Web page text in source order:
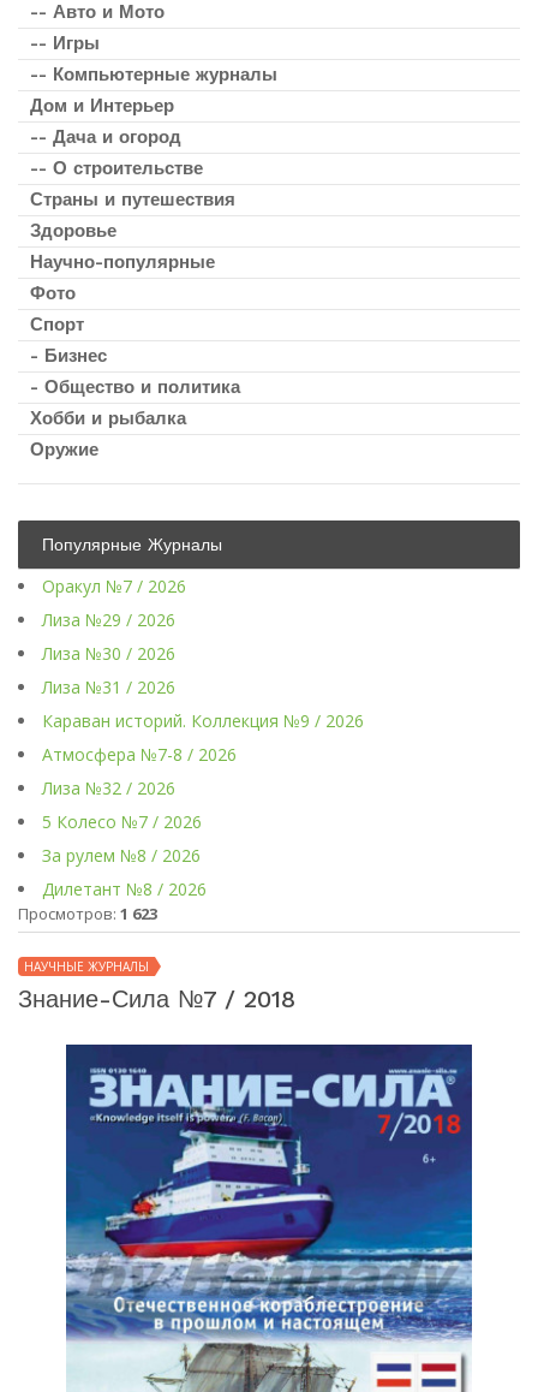
-- Авто и Мото
-- Игры
-- Компьютерные журналы
Дом и Интерьер
-- Дача и огород
-- О строительстве
Страны и путешествия
Здоровье
Научно-популярные
Фото
Спорт
- Бизнес
- Общество и политика
Хобби и рыбалка
Оружие
Популярные Журналы
Оракул №7 / 2026
Лиза №29 / 2026
Лиза №30 / 2026
Лиза №31 / 2026
Караван историй. Коллекция №9 / 2026
Атмосфера №7-8 / 2026
Лиза №32 / 2026
5 Колесо №7 / 2026
За рулем №8 / 2026
Дилетант №8 / 2026
Просмотров: 1 623
НАУЧНЫЕ ЖУРНАЛЫ
Знание-Сила №7 / 2018